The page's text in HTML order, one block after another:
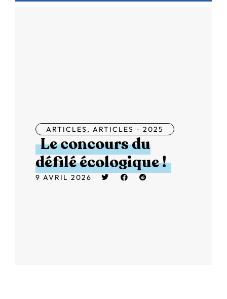
ARTICLES, ARTICLES - 2025
Le concours du
défilé écologique !
9 AVRIL 2026